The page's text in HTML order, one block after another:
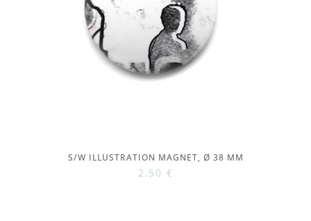
S/W ILLUSTRATION MAGNET, Ø 38 MM
2,50 €